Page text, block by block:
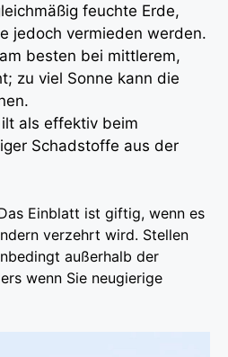
feuchte Erde,
jedoch vermieden werden.
besten bei mittlerem,
zu viel Sonne kann die
als effektiv beim
Schadstoffe aus der
Einblatt ist giftig, wenn es
verzehrt wird. Stellen
außerhalb der
wenn Sie neugierige